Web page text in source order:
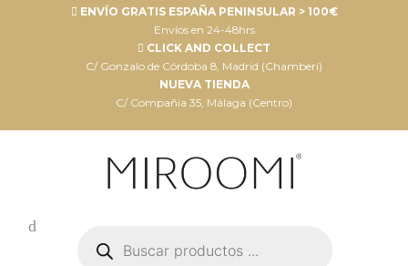
ENVÍO GRATIS ESPAÑA PENINSULAR > 100€
Envíos en 24-48hrs
CLICK AND COLLECT
C/ Gonzalo de Córdoba 8, Madrid (Chamberí)
NUEVA TIENDA
C/ Compañia 35, Málaga (Centro)
productos